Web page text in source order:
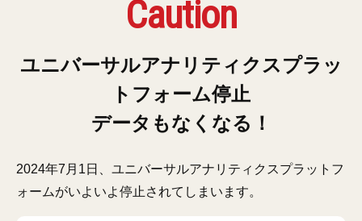
Caution
ユニバーサルアナリティクスプラッ
トフォーム停止
データもなくなる！
2024年7月1日、ユニバーサルアナリティクスプラットフ
ォームがいよいよ停止されてしまいます。